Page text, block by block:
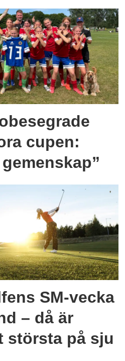
cupen:
SM-vecka
– då är
största på sju